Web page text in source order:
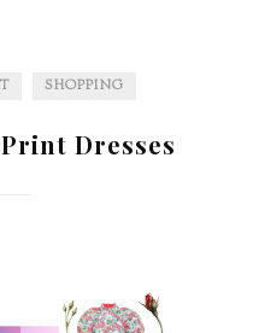
SHOPPING
Dresses